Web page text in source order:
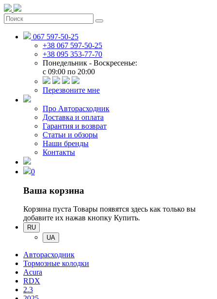
067 597-50-25
+38 067 597-50-25
+38 095 353-77-70
Понедельник - Воскресенье:
c 09:00 по 20:00
Перезвоните мне
Про Авторасходник
Доставка и оплата
Гарантия и возврат
Статьи и обзоры
Наши бренды
Контакты
0
Ваша корзина
Корзина пуста Товары появятся здесь как только вы
добавите их нажав кнопку Купить.
RU
UA
Авторасходник
Тормозные колодки
Acura
RDX
2.3